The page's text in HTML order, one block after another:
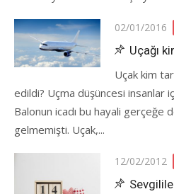
Posted
on
02/01/2016
Uçağı
Uçak kim
edildi? Uçma düşüncesi insanlar
Balonun icadı bu hayali gerçeğe
gelmemişti. Uçak,...
Posted
on
12/02/2012